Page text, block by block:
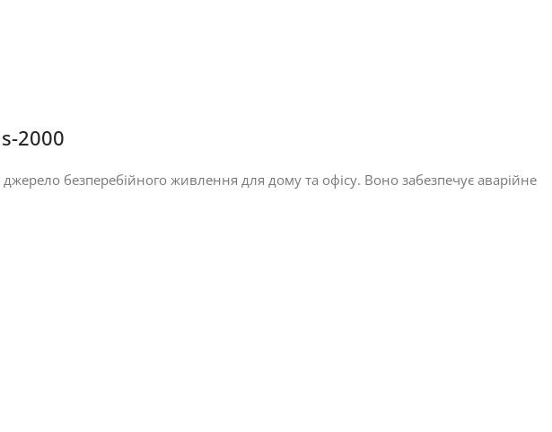
2000
безперебійного живлення для дому та офісу. Воно забезпечує аварійне